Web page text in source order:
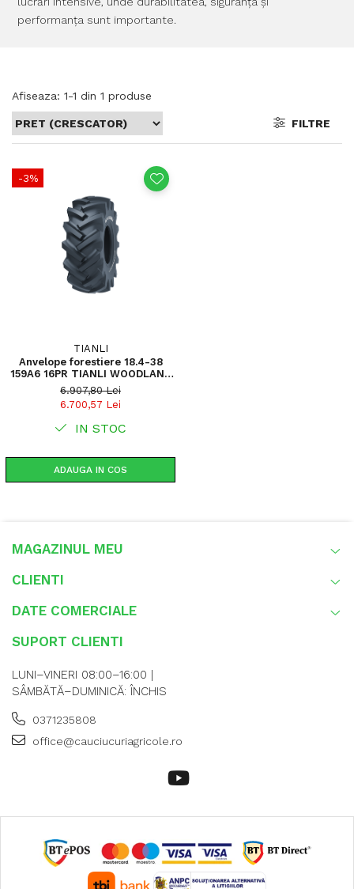
performanța sunt importante.
Afiseaza: 1-1 din 1 produse
FILTRE
-3%
TIANLI
Anvelope forestiere 18.4-38
159A6 16PR TIANLI WOODLAND
PREMIUM (SEWP) LS-2 TL
(460/85-38)
6.907,80 Lei
6.700,57 Lei
IN STOC
ADAUGA IN COS
MAGAZINUL MEU
CLIENTI
DATE COMERCIALE
SUPORT CLIENTI
LUNI–VINERI 08:00–16:00 |
SÂMBĂTĂ–DUMINICĂ: ÎNCHIS
0371235808
office@cauciucuriagricole.ro